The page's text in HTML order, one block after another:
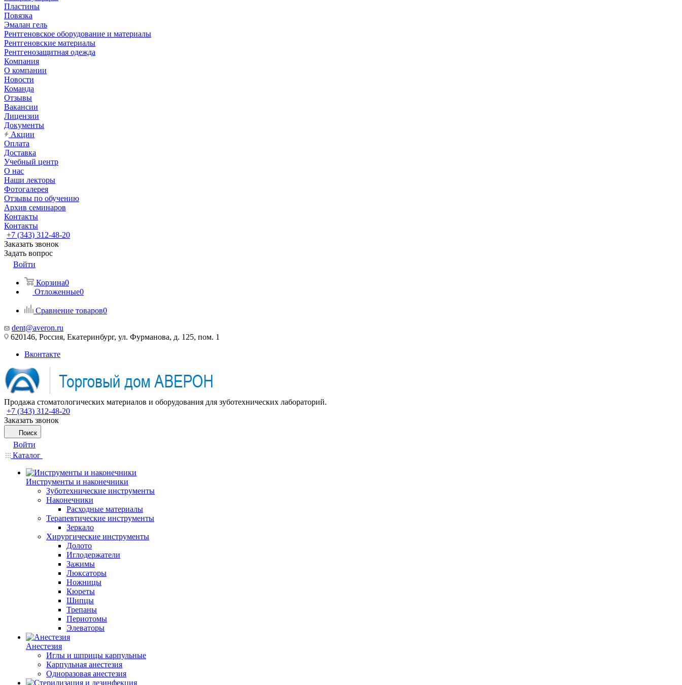
Пластины
Повязка
Эмалан гель
Рентгеновское оборудование и материалы
Рентгеновские материалы
Рентгенозащитная одежда
Компания
О компании
Новости
Команда
Отзывы
Вакансии
Лицензии
Документы
Акции
Оплата
Доставка
Учебный центр
О нас
Наши лекторы
Фотогалерея
Отзывы по обучению
Архив семинаров
Контакты
Контакты
+7 (343) 312-48-20
Заказать звонок
Задать вопрос
Войти
Корзина0
Отложенные0
Сравнение товаров0
dent@averon.ru
620146, Россия, Екатеринбург, ул. Фурманова, д. 125, пом. 1
Вконтакте
Продажа стоматологических материалов и оборудования для зуботехнических лабораторий.
+7 (343) 312-48-20
Заказать звонок
Поиск
Войти
Каталог
Инструменты и наконечники
Зуботехнические инструменты
Наконечники
Расходные материалы
Терапевтические инструменты
Зеркало
Хирургические инструменты
Долото
Иглодержатели
Зажимы
Люксаторы
Ножницы
Кюреты
Шипцы
Трепаны
Периотомы
Элеваторы
Анестезия
Иглы и шприцы карпульные
Карпульная анестезия
Одноразовая анестезия